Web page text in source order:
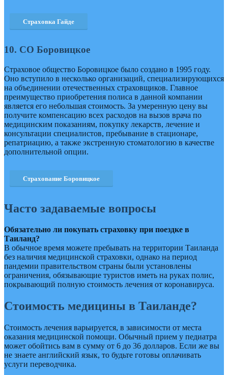
Страховка Гайде
10. СО Боровицкое
Страховое общество Боровицкое было создано в 1995 году.
Оно вступило в несколько организаций, специализирующихся
на объединении отечественных страховщиков. Главное
преимущество приобретения полиса в данной компании
является его небольшая стоимость. За умеренную цену вы
получите компенсацию всех расходов на вызов врача по
медицинским показаниям, покупку лекарств, лечение и
консультации специалистов, пребывание в стационаре,
репатриацию, а также экстренную стоматологию в качестве
дополнительной опции.
Страхование Боровицкое
Часто задаваемые вопросы
Обязательно ли покупать страховку при поездке в
Таиланд?
В обычное время можете пребывать на территории Таиланда
без наличия медицинской страховки, однако на период
пандемии правительством страны были установлены
ограничения, обязывающие туристов иметь на руках полис,
покрывающий полную стоимость лечения от коронавируса.
Стоимость медицины в Таиланде?
Стоимость лечения варьируется, в зависимости от места
оказания медицинской помощи. Обычный прием у педиатра
может обойтись вам в сумму от 6 до 36 долларов. Если же вы
не знаете английский язык, то будьте готовы оплачивать
услуги переводчика.